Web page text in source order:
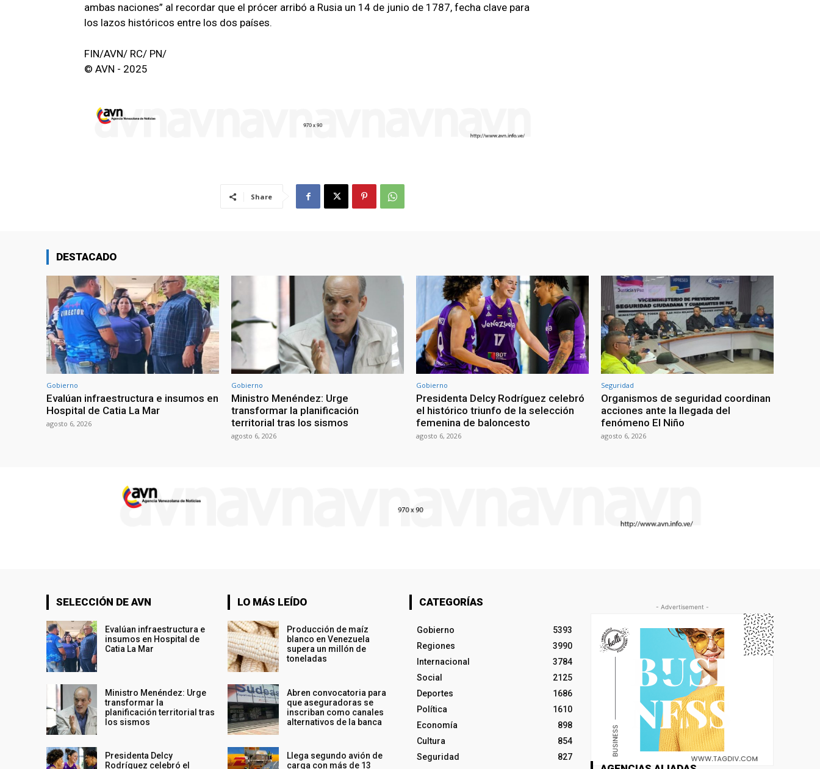
ambas naciones” al recordar que el prócer arribó a Rusia un 14 de junio de 1787, fecha clave para
los lazos históricos entre los dos países.
FIN/AVN/ RC/ PN/
© AVN - 2025
Share
DESTACADO
Gobierno
Evalúan infraestructura e insumos en
Hospital de Catia La Mar
agosto 6, 2026
Gobierno
Ministro Menéndez: Urge
transformar la planificación
territorial tras los sismos
agosto 6, 2026
Gobierno
Presidenta Delcy Rodríguez celebró
el histórico triunfo de la selección
femenina de baloncesto
agosto 6, 2026
Seguridad
Organismos de seguridad coordinan
acciones ante la llegada del
fenómeno El Niño
agosto 6, 2026
SELECCIÓN DE AVN
Evalúan infraestructura e
insumos en Hospital de
Catia La Mar
Ministro Menéndez: Urge
transformar la
planificación territorial tras
los sismos
Presidenta Delcy
Rodríguez celebró el
LO MÁS LEÍDO
Producción de maíz
blanco en Venezuela
supera un millón de
toneladas
Abren convocatoria para
que aseguradoras se
inscriban como canales
alternativos de la banca
Llega segundo avión de
carga con más de 13
CATEGORÍAS
Gobierno
5393
Regiones
3990
Internacional
3784
Social
2125
Deportes
1686
Política
1610
Economía
898
Cultura
854
Seguridad
827
- Advertisement -